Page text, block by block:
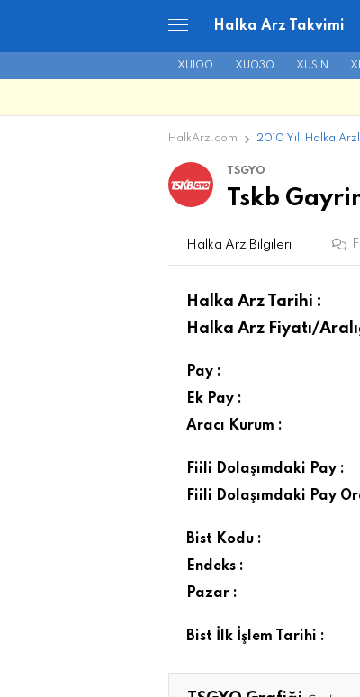
Halka Arz Takvimi
XU100 XU030 XUSIN
HalkArz.com 2010 Yılı Halka
TSGYO
Tskb
Halka Arz Bilgileri
Halka Arz Tarihi :
Halka Arz Fiyatı/
Pay :
Ek Pay :
Aracı Kurum :
Fiili Dolaşımdaki Pay :
Fiili Dolaşımdaki Pay
Bist Kodu :
Endeks :
Pazar :
Bist İlk İşlem Tarihi :